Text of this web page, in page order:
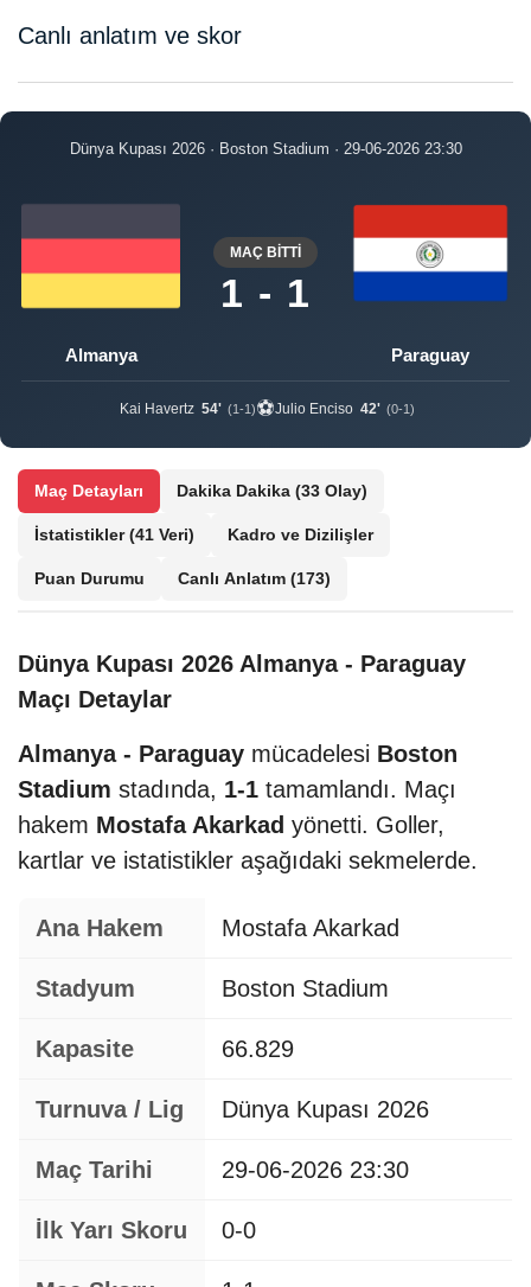
Canlı anlatım ve skor
Dünya Kupası 2026 · Boston Stadium · 29-06-2026 23:30
Almanya
MAÇ BİTTİ
1 - 1
Paraguay
Kai Havertz 54' (1-1)⚽Julio Enciso 42' (0-1)
Maç Detayları Dakika Dakika (33 Olay)
İstatistikler(41 Veri) Kadro ve Dizilişler
Puan Durumu Canlı Anlatım (173)
Dünya Kupası 2026 Almanya - Paraguay
Maçı Detaylar
Almanya - Paraguay mücadelesi Boston
Stadium stadında, 1-1 tamamlandı. Maçı
hakem Mostafa Akarkad yönetti. Goller,
kartlar ve istatistikler aşağıdaki sekmelerde.
Ana Hakem Mostafa Akarkad
Stadyum Boston Stadium
Kapasite 66.829
Turnuva / Lig Dünya Kupası 2026
Maç Tarihi 29-06-2026 23:30
İlk Yarı Skoru 0-0